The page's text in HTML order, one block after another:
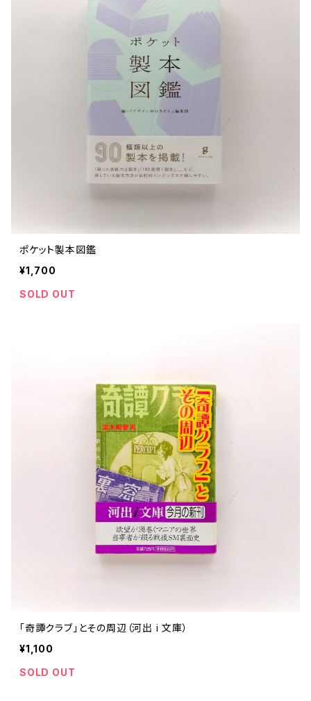
ポケット製本図鑑
¥1,700
SOLD OUT
「奇譚クラブ」とその周辺（河出 i 文庫）
¥1,100
SOLD OUT